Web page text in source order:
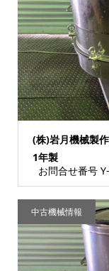
(株)岩月機械製
1年製
中古機械情報